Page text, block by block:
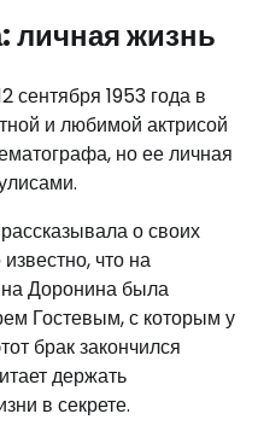
личная жизнь
сентября 1953 года в
и любимой актрисой
но ее личная
о своих
что на
Доронина была
Гостевым, с которым у
брак закончился
держать
в секрете.